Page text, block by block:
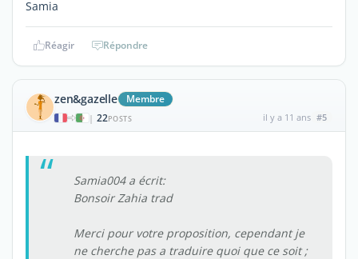
Samia
Réagir Répondre
zen&gazelle Membre
| 22POSTS il y a 11 ans #5
Samia004 a écrit:
Bonsoir Zahia trad
Merci pour votre proposition, cependant je
ne cherche pas a traduire quoi que ce soit ;